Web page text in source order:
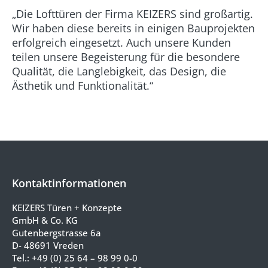
„Die Lofttüren der Firma KEIZERS sind großartig.
Wir haben diese bereits in einigen Bauprojekten
erfolgreich eingesetzt. Auch unsere Kunden
teilen unsere Begeisterung für die besondere
Qualität, die Langlebigkeit, das Design, die
Ästhetik und Funktionalität.“
Kontaktinformationen
KEIZERS Türen + Konzepte
GmbH & Co. KG
Gutenbergstrasse 6a
D- 48691 Vreden
Tel.: +49 (0) 25 64 – 98 99 0-0